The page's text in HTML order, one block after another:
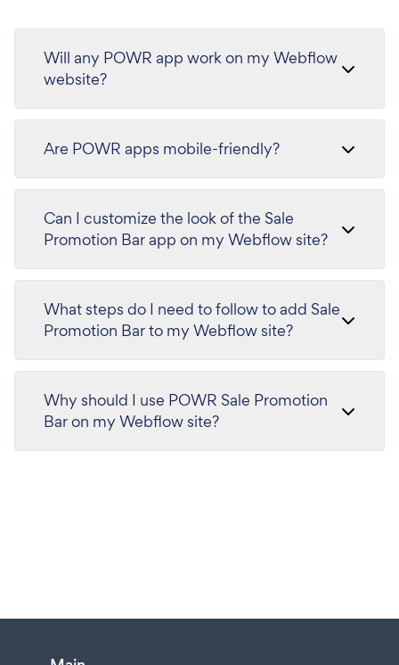
Will any POWR app work on my Webflow
website?
Are POWR apps mobile-friendly?
Can I customize the look of the Sale
Promotion Bar app on my Webflow site?
What steps do I need to follow to add Sale
Promotion Bar to my Webflow site?
Why should I use POWR Sale Promotion
Bar on my Webflow site?